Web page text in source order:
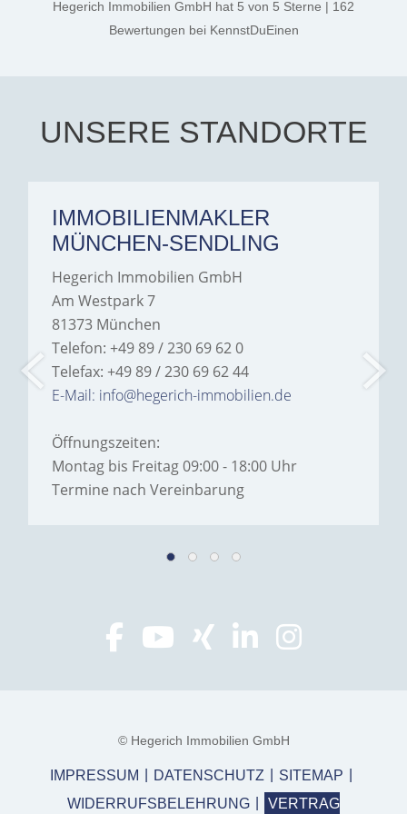
the credit goes to Amelie
Jamrowâ€”she was
exceptionally professional,
Hegerich Immobilien to
anyone looking for a home.
Hegerich Immobilien GmbH hat 5 von 5 Sterne | 162
Bewertungen bei KennstDuEinen
UNSERE STANDORTE
IMMOBILIENMAKLER
MÜNCHEN-SENDLING
Hegerich Immobilien GmbH
Am Westpark 7
81373 München
Telefon: +49 89 / 230 69 62 0
Telefax: +49 89 / 230 69 62 44
E-Mail: info@hegerich-immobilien.de
Öffnungszeiten:
Montag bis Freitag 09:00 - 18:00 Uhr
Termine nach Vereinbarung
© Hegerich Immobilien GmbH
IMPRESSUM DATENSCHUTZ
SITEMAP
WIDERRUFSBELEHRUNG
VERTRAG